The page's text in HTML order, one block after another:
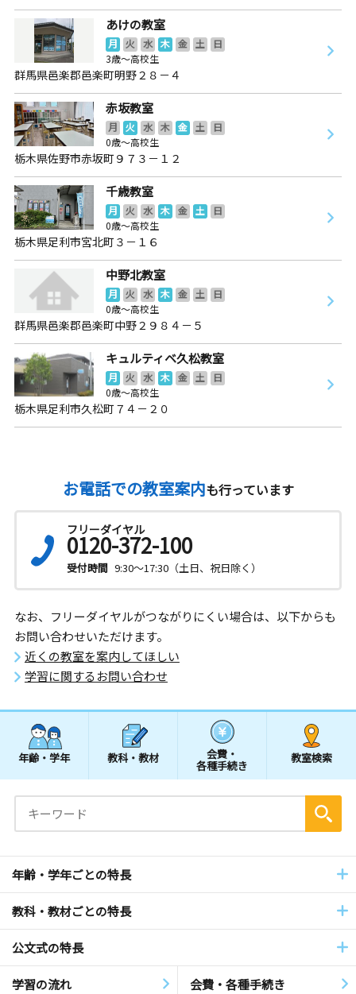
あけの教室
月 火 水 木 金 土
日
3歳～高校生
群馬県邑楽郡邑楽町明野２８－４
赤坂教室
月 火 水 木 金 土
日
0歳～高校生
栃木県佐野市赤坂町９７３－１２
千歳教室
月 火 水 木 金 土
日
0歳～高校生
栃木県足利市宮北町３－１６
中野北教室
月 火 水 木 金 土
日
0歳～高校生
群馬県邑楽郡邑楽町中野２９８４－５
キュルティベ久松教室
月 火 水 木 金 土
日
0歳～高校生
栃木県足利市久松町７４－２０
お電話での教室案内も行っています
フリーダイヤル
0120-372-100
受付時間 9:30～17:30（土日、祝日除く）
なお、フリーダイヤルがつながりにくい場合は、以下からも
お問い合わせいただけます。
近くの教室を案内してほしい
学習に関するお問い合わせ
年齢・学年 教科・教材 会費・
各種手続き
教室検索
年齢・学年ごとの特長
教科・教材ごとの特長
公文式の特長
学習の流れ 会費・各種手続き